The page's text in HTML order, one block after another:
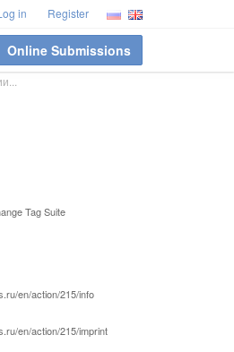
in Register
Online Submissions
Tag Suite
en/action/215/info
en/action/215/imprint